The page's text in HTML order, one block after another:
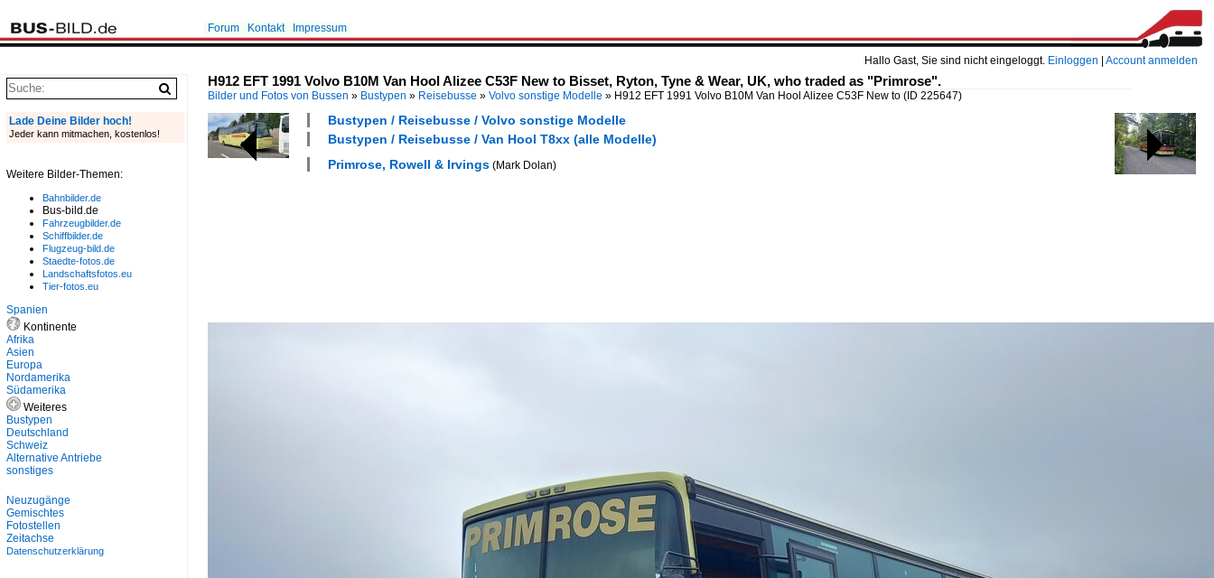
Hallo Gast, Sie sind nicht eingeloggt. Einloggen Account anmelden
Forum Kontakt Impressum
H912 EFT 1991 Volvo B10M Van Hool Alizee C53F New to Bisset, Ryton, Tyne & Wear, UK, who traded as "Primrose".
Bilder und Fotos von Bussen » Bustypen » Reisebusse » Volvo sonstige Modelle » H912 EFT 1991 Volvo B10M Van Hool Alizee C53F New to (ID 225647)
Bustypen / Reisebusse / Volvo sonstige Modelle
Bustypen / Reisebusse / Van Hool T8xx (alle Modelle)
Primrose, Rowell & Irvings (Mark Dolan)
Lade Deine Bilder hoch!
Jeder kann mitmachen, kostenlos!
Weitere Bilder-Themen:
Bahnbilder.de
Bus-bild.de
Fahrzeugbilder.de
Schiffbilder.de
Flugzeug-bild.de
Staedte-fotos.de
Landschaftsfotos.eu
Tier-fotos.eu
Spanien
Kontinente
Afrika
Asien
Europa
Nordamerika
Südamerika
Weiteres
Bustypen
Deutschland
Schweiz
Alternative Antriebe
sonstiges
Neuzugänge
Gemischtes
Fotostellen
Zeitachse
Datenschutzerklärung